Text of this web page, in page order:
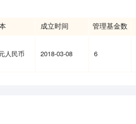
成立时间 管理基金数
人民币 2018-03-08 6